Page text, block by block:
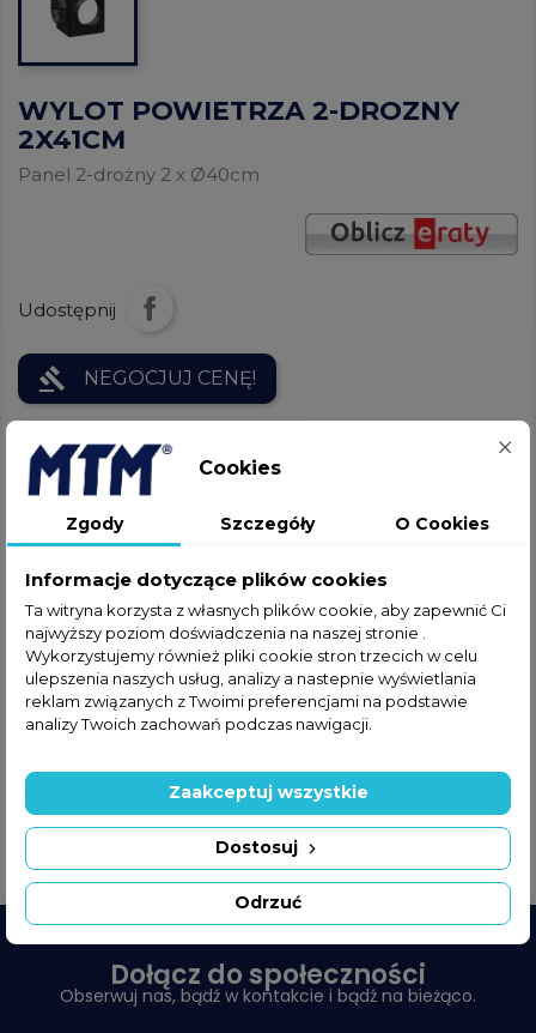
WYLOT POWIETRZA 2-DROZNY
2X41CM
Panel 2-drożny 2 x Ø40cm
Udostępnij
gavel NEGOCJUJ CENĘ!
help_outline ZAPYTAJ O PRODUKT
Bezpieczne i pewne zakupy
Szybka wysyłka
Satysfakcja gwarantowana
Szczegóły produktu
GPSR
Informacje dot. zagrożeń & ryzyk
Indeks 4240.235
Dołącz do społeczności
Obserwuj nas, bądź w kontakcie i bądź na bieżąco.
Cookies
Zgody Szczegóły O Cookies
Informacje dotyczące plików cookies
Ta witryna korzysta z własnych plików cookie, aby zapewnić Ci
najwyższy poziom doświadczenia na naszej stronie .
Wykorzystujemy również pliki cookie stron trzecich w celu
ulepszenia naszych usług, analizy a nastepnie wyświetlania
reklam związanych z Twoimi preferencjami na podstawie
analizy Twoich zachowań podczas nawigacji.
Odrzuć
Dostosuj
Zaakceptuj wszystkie